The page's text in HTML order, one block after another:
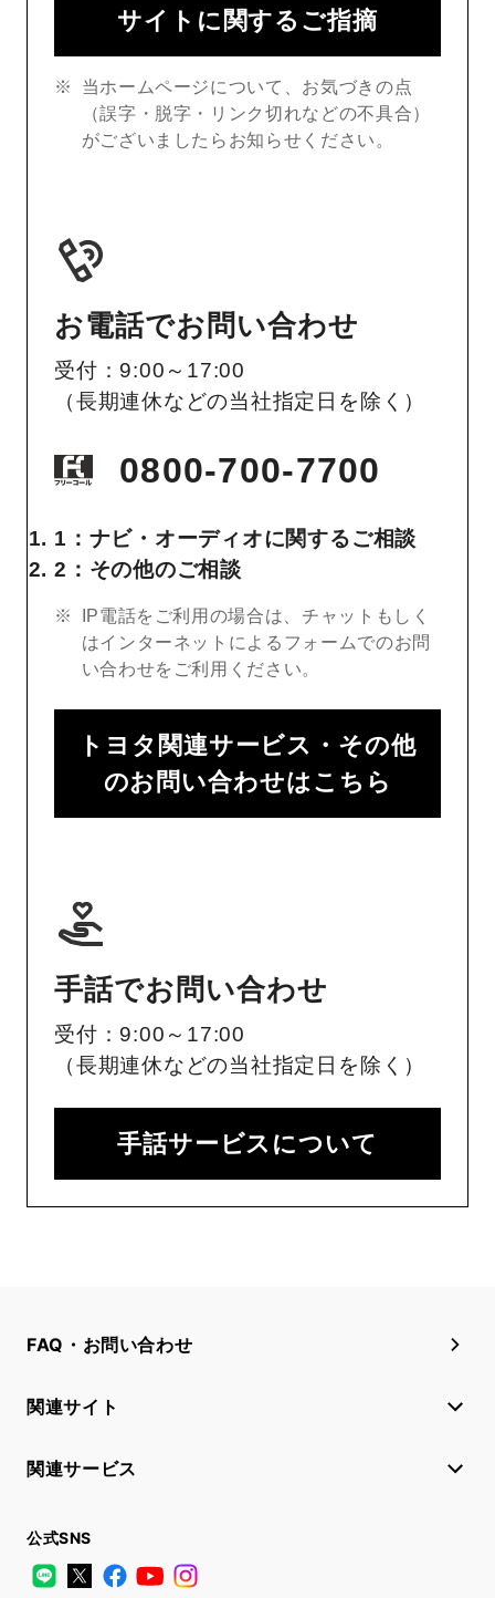
サイトに関するご指摘
当ホームページについて、お気づきの点
（誤字・脱字・リンク切れなどの不具合）
がございましたらお知らせください。
お電話でお問い合わせ
受付：9:00～17:00
（長期連休などの当社指定日を除く）
0800-700-7700
1：ナビ・オーディオに関するご相談
2：その他のご相談
IP電話をご利用の場合は、チャットもしく
はインターネットによるフォームでのお問
い合わせをご利用ください。
トヨタ関連サービス・その他
のお問い合わせはこちら
手話でお問い合わせ
受付：9:00～17:00
（長期連休などの当社指定日を除く）
手話サービスについて
FAQ・お問い合わせ
関連サイト
関連サービス
公式SNS
LINE
X FacebookYouTube